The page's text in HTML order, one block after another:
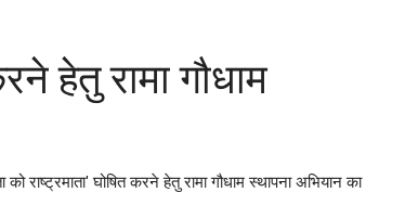
हेतु रामा गौधाम
घोषित करने हेतु रामा गौधाम स्थापना अभियान का